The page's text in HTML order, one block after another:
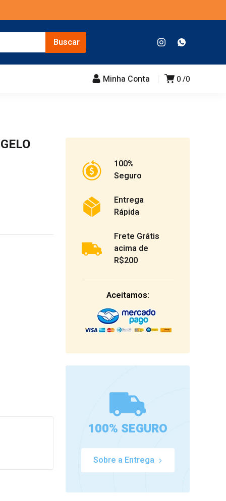
0 0
Minha Conta
100%
Seguro
Entrega
Rápida
Frete Grátis
acima de
R$200
Aceitamos:
100% SEGURO
Sobre a Entrega